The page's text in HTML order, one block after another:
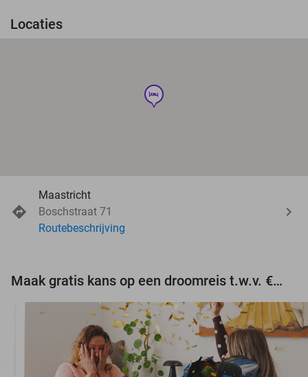
Locaties
hotel
Maastricht
Boschstraat 71
Routebeschrijving
Maak gratis kans op een droomreis t.w.v. €3.000!